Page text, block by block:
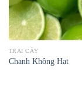
TRÁI CÂY
Chanh Không Hạt